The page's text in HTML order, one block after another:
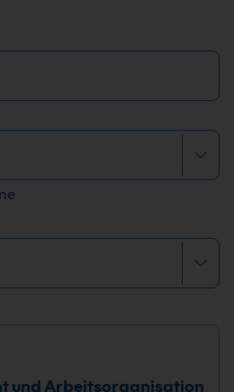
und Arbeitsorganisation